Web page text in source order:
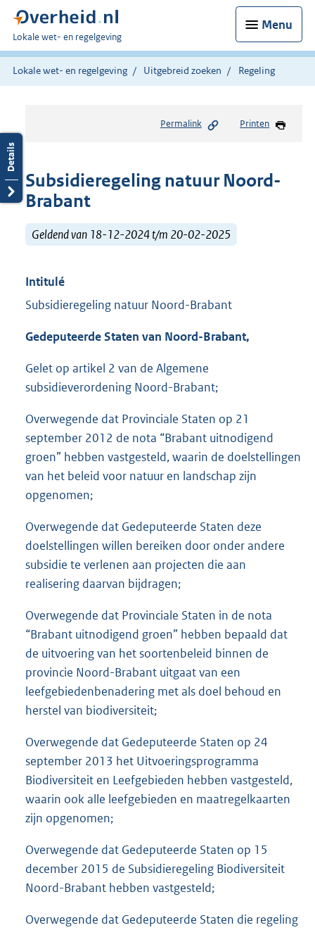
Menu
U
bent
hier:
Lokale wet- en regelgeving
Lokale wet- en regelgeving Uitgebreid zoeken Regeling
Permalink Printen
Subsidieregeling natuur Noord-
Brabant
Geldend van 18-12-2024 t/m 20-02-2025
Intitulé
Subsidieregeling natuur Noord-Brabant
Gedeputeerde Staten van Noord-Brabant,
Gelet op artikel 2 van de Algemene
subsidieverordening Noord-Brabant;
Overwegende dat Provinciale Staten op 21
september 2012 de nota “Brabant uitnodigend
groen” hebben vastgesteld, waarin de doelstellingen
van het beleid voor natuur en landschap zijn
opgenomen;
Overwegende dat Gedeputeerde Staten deze
doelstellingen willen bereiken door onder andere
subsidie te verlenen aan projecten die aan
realisering daarvan bijdragen;
Overwegende dat Provinciale Staten in de nota
“Brabant uitnodigend groen” hebben bepaald dat
de uitvoering van het soortenbeleid binnen de
provincie Noord-Brabant uitgaat van een
leefgebiedenbenadering met als doel behoud en
herstel van biodiversiteit;
Overwegende dat Gedeputeerde Staten op 24
september 2013 het Uitvoeringsprogramma
Biodiversiteit en Leefgebieden hebben vastgesteld,
waarin ook alle leefgebieden en maatregelkaarten
zijn opgenomen;
Overwegende dat Gedeputeerde Staten op 15
december 2015 de Subsidieregeling Biodiversiteit
Noord-Brabant hebben vastgesteld;
Overwegende dat Gedeputeerde Staten die regeling